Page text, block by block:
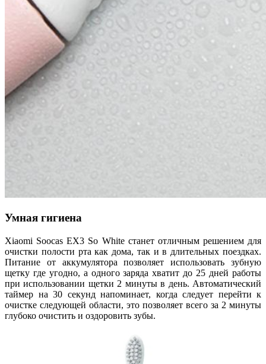
Умная гигиена
Xiaomi Soocas EX3 So White станет отличным решением для
очистки полости рта как дома, так и в длительных поездках.
Питание от аккумулятора позволяет использовать зубную
щетку где угодно, а одного заряда хватит до 25 дней работы
при использовании щетки 2 минуты в день. Автоматический
таймер на 30 секунд напоминает, когда следует перейти к
очистке следующей области, это позволяет всего за 2 минуты
глубоко очистить и оздоровить зубы.